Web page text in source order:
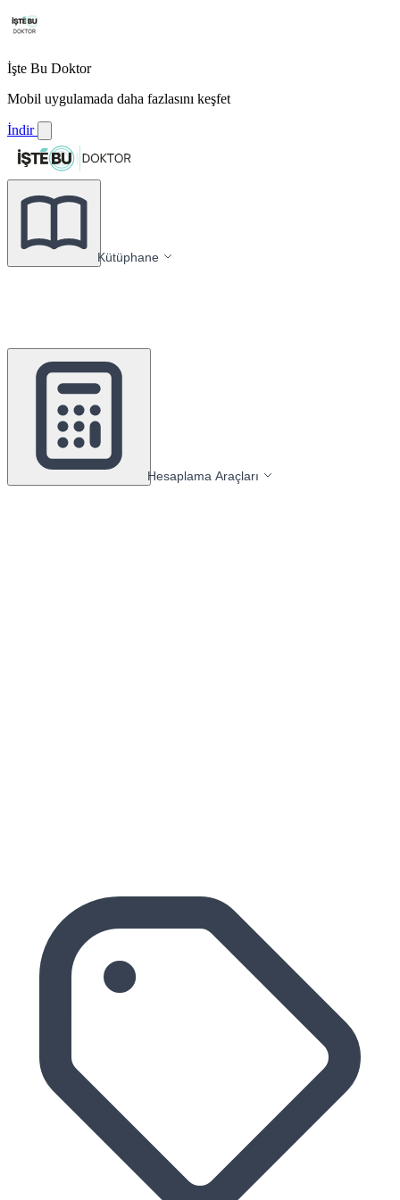
İşte Bu Doktor
Mobil uygulamada daha fazlasını keşfet
İndir
Kütüphane
Hesaplama Araçları